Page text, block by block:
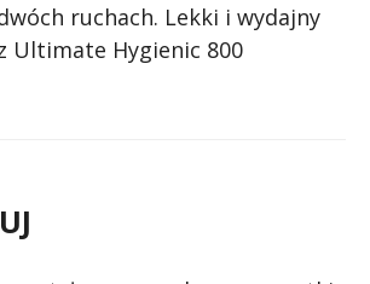
ruchach. Lekki i wydajny
Ultimate Hygienic 800